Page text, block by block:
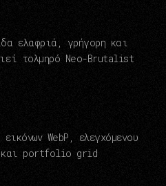
ελαφριά, γρήγορη και
τολμηρό Neo-Brutalist
WebP, ελεγχόμενου
και portfolio grid